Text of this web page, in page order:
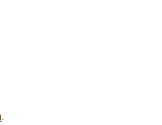
.